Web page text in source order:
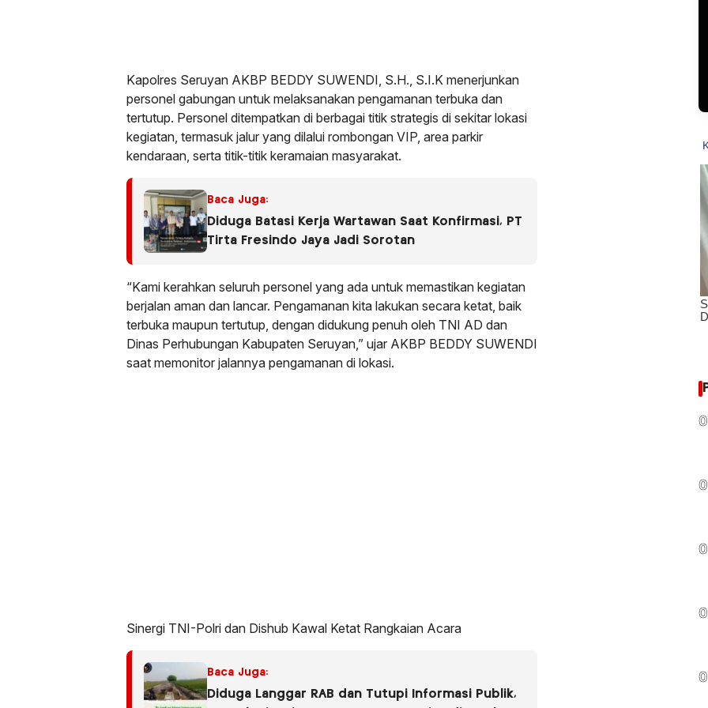
Kapolres Seruyan AKBP BEDDY SUWENDI, S.H., S.I.K menerjunkan
personel gabungan untuk melaksanakan pengamanan terbuka dan
tertutup. Personel ditempatkan di berbagai titik strategis di sekitar lokasi
kegiatan, termasuk jalur yang dilalui rombongan VIP, area parkir
kendaraan, serta titik-titik keramaian masyarakat.
Baca Juga:
Diduga Batasi Kerja Wartawan Saat Konfirmasi, PT
Tirta Fresindo Jaya Jadi Sorotan
“Kami kerahkan seluruh personel yang ada untuk memastikan kegiatan
berjalan aman dan lancar. Pengamanan kita lakukan secara ketat, baik
terbuka maupun tertutup, dengan didukung penuh oleh TNI AD dan
Dinas Perhubungan Kabupaten Seruyan,” ujar AKBP BEDDY SUWENDI
saat memonitor jalannya pengamanan di lokasi.
Sinergi TNI-Polri dan Dishub Kawal Ketat Rangkaian Acara
Baca Juga:
Diduga Langgar RAB dan Tutupi Informasi Publik,